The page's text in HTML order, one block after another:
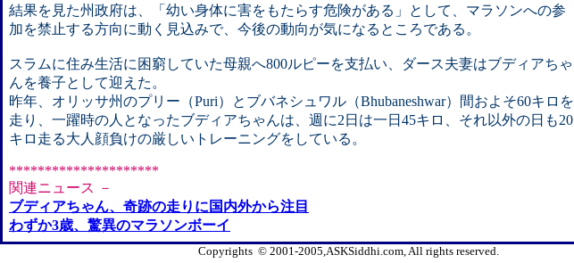
結果を見た州政府は、「幼い身体に害をもたらす危険がある」として、マラソンへの参
加を禁止する方向に動く見込みで、今後の動向が気になるところである。
スラムに住み生活に困窮していた母親へ800ルピーを支払い、ダース夫妻はブディアちゃ
んを養子として迎えた。
昨年、オリッサ州のプリー（Puri）とブバネシュワル（Bhubaneshwar）間およそ60キロを
走り、一躍時の人となったブディアちゃんは、週に2日は一日45キロ、それ以外の日も20
キロ走る大人顔負けの厳しいトレーニングをしている。
*********************
関連ニュース －
ブディアちゃん、奇跡の走りに国内外から注目
わずか3歳、驚異のマラソンボーイ
Copyrights © 2001-2005,ASKSiddhi.com, All rights reserved.